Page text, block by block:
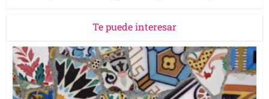
Te puede interesar